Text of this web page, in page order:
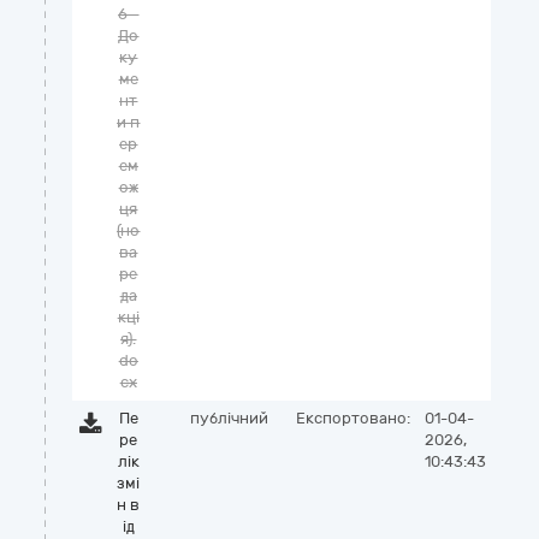
6 -
До
ку
ме
нт
и п
ер
ем
ож
ця
(но
ва
ре
да
кці
я).
do
cx
Пе
ре
лік
змі
н в
ід
публічний Експортовано:
01-04-
2026,
10:43:43